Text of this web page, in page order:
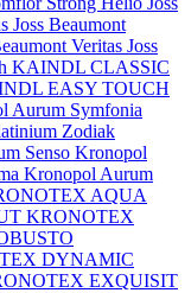
Joss Beaumont
Veritas Joss
KAINDL CLASSIC
EASY TOUCH
Aurum Symfonia
Zodiak
Senso Kronopol
Kronopol Aurum
AQUA
KRONOTEX
DYNAMIC
EXQUISIT